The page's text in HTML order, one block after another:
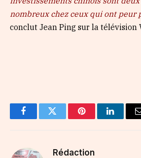
nombreux chez ceux qui ont peur
conclut Jean Ping sur la télévision
FacebookTwitter Pinterest
Rédaction